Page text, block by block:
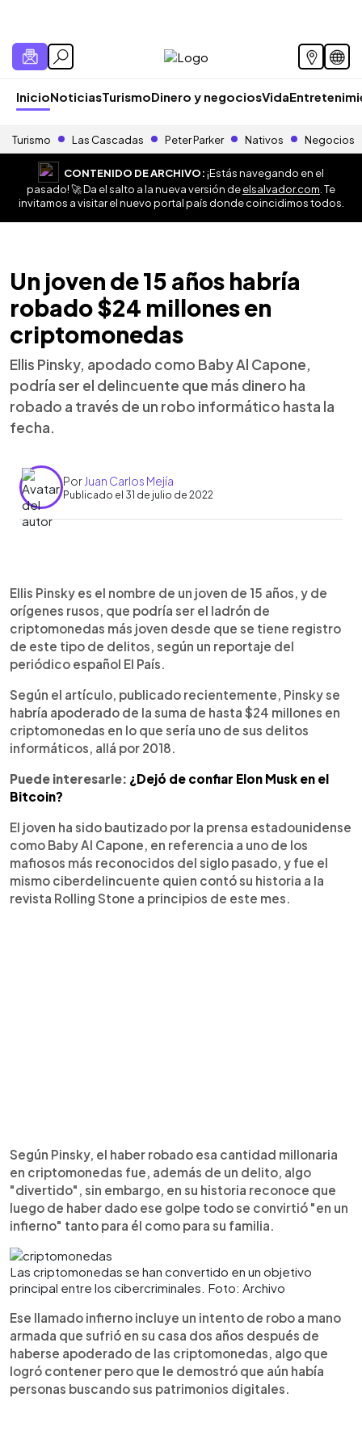
InicioNoticiasTurismoDinero y negociosVida
Turismo Las Cascadas Peter Parker Nativos Negocios
CONTENIDO DE ARCHIVO:¡Estás navegando en el
pasado! 🚀 Da el salto a la nueva versión deelsalvador.com . Te
invitamos a visitar el nuevo portal país donde coincidimos todos.
Un joven de 15 años habría
robado $24 millones en
criptomonedas
Ellis Pinsky, apodado como Baby Al Capone,
podría ser el delincuente que más dinero ha
robado a través de un robo informático hasta la
fecha.
Por Juan Carlos Mejía
Publicado el 31 de julio de 2022
Escuchar artículo
Ellis Pinsky es el nombre de un joven de 15 años, y de
orígenes rusos, que podría ser el ladrón de
criptomonedas más joven desde que se tiene registro
de este tipo de delitos, según un reportaje del
periódico español El País.
Según el artículo, publicado recientemente, Pinsky se
habría apoderado de la suma de hasta $24 millones en
criptomonedas en lo que sería uno de sus delitos
informáticos, allá por 2018.
Puede interesarle: ¿Dejó de confiar Elon Musk en el
Bitcoin?
El joven ha sido bautizado por la prensa estadounidense
como Baby Al Capone, en referencia a uno de los
mafiosos más reconocidos del siglo pasado, y fue el
mismo ciberdelincuente quien contó su historia a la
revista Rolling Stone a principios de este mes.
Según Pinsky, el haber robado esa cantidad millonaria
en criptomonedas fue, además de un delito, algo
"divertido", sin embargo, en su historia reconoce que
luego de haber dado ese golpe todo se convirtió "en un
infierno" tanto para él como para su familia.
Las criptomonedas se han convertido en un objetivo
principal entre los cibercriminales. Foto: Archivo
Ese llamado infierno incluye un intento de robo a mano
armada que sufrió en su casa dos años después de
haberse apoderado de las criptomonedas, algo que
logró contener pero que le demostró que aún había
personas buscando sus patrimonios digitales.